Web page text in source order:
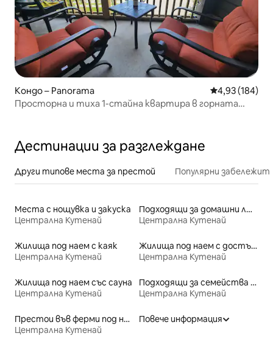
Кондо – Panorama Средна
4,93 (184)
Просторна и тиха 1-стайна квартира в горната
Дестинации за разглеждане
Други типове места за престой Популярни
Места с нощувка и закуска
Централна Кутенай
Подходящи за домашни любимци места под наем
Централна Кутенай
Жилища под наем с каяк
Централна Кутенай
Жилища под наем с достъп до езеро
Централна Кутенай
Жилища под наем със сауна
Централна Кутенай
Подходящи за семейства места под наем
Централна Кутенай
Престои във ферми под наем
Централна Кутенай
Повече информация